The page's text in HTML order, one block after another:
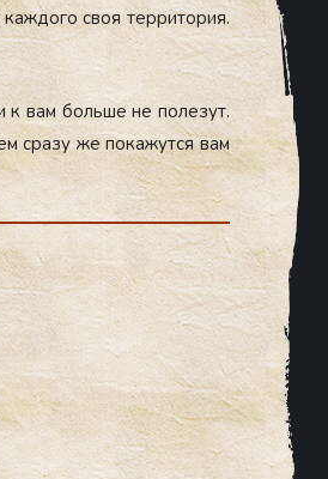
своя тер­ри­тория.
вам боль­ше не по­лезут.
сра­зу же по­кажут­ся вам